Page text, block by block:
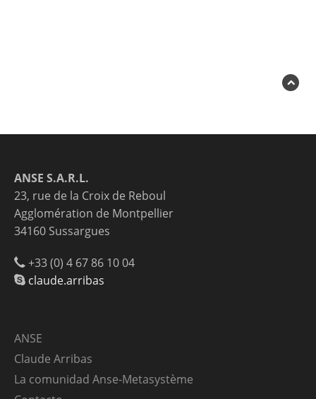
ANSE S.A.R.L.
23, rue de la Croix de Reboul
Agglomération de Montpellier
34160 Sussargues
+33 (0) 4 67 86 10 04
claude.arribas
ANSE
Claude Arribas
La comunidad Anse-Metasystème